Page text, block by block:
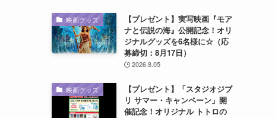
映画グッズ
【プレゼント】実写映画『モア
ナと伝説の海』公開記念！オリ
ジナルグッズを6名様に☆（応
募締切：8月17日）
2026.8.05
映画グッズ
【プレゼント】「スタジオジブ
リ サマー・キャンペーン」開
催記念！オリジナル トトロの